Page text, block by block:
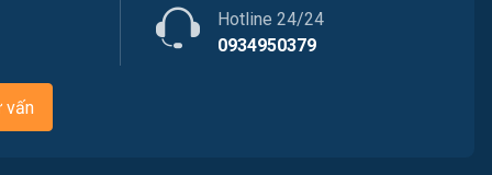
Tư vấn / Chăm Sóc Khách Hàng
Vận chuyển / Giao nhận / Kho vận
Hotline 24/24
0934950379
vấn